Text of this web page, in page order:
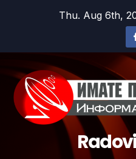
Thu. Aug 6th,